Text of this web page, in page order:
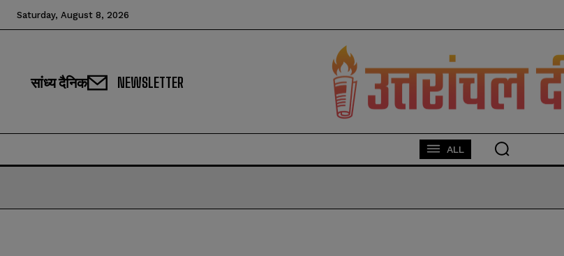
Saturday, August 8, 2026
सांध्य दैनिक NEWSLETTER
ALL